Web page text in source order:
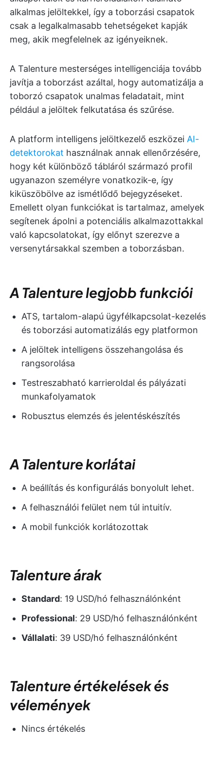
alkalmas jelöltekkel, így a toborzási csapatok
csak a legalkalmasabb tehetségeket kapják
meg, akik megfelelnek az igényeiknek.
A Talenture mesterséges intelligenciája tovább
javítja a toborzást azáltal, hogy automatizálja a
toborzó csapatok unalmas feladatait, mint
például a jelöltek felkutatása és szűrése.
A platform intelligens jelöltkezelő eszközei AI-
detektorokat használnak annak ellenőrzésére,
hogy két különböző tábláról származó profil
ugyanazon személyre vonatkozik-e, így
kiküszöbölve az ismétlődő bejegyzéseket.
Emellett olyan funkciókat is tartalmaz, amelyek
segítenek ápolni a potenciális alkalmazottakkal
való kapcsolatokat, így előnyt szerezve a
versenytársakkal szemben a toborzásban.
A Talenture legjobb funkciói
ATS, tartalom-alapú ügyfélkapcsolat-kezelés
és toborzási automatizálás egy platformon
A jelöltek intelligens összehangolása és
rangsorolása
Testreszabható karrieroldal és pályázati
munkafolyamatok
Robusztus elemzés és jelentéskészítés
A Talenture korlátai
A beállítás és konfigurálás bonyolult lehet.
A felhasználói felület nem túl intuitív.
A mobil funkciók korlátozottak
Talenture árak
Standard: 19 USD/hó felhasználónként
Professional: 29 USD/hó felhasználónként
Vállalati: 39 USD/hó felhasználónként
Talenture értékelések és
vélemények
Nincs értékelés